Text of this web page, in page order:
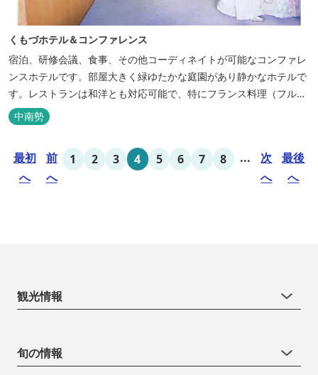
くもづホテル＆コンファレンス
宿泊、研修会議、食事、その他コーディネイトが可能なコンファレ
ンスホテルです。部屋大きく緑ゆたかな庭園があり静かなホテルで
す。レストランは和洋とも対応可能で、特にフランス料理（フルコ
ース）が人気あり是非ご賞味ください。
中南勢
最初
へ
前
へ
1 2 3 4 5 6 7 8 ...
次
へ
最後
へ
観光情報
旬の情報